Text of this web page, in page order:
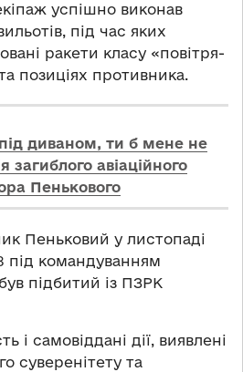
успішно виконав
під час яких
ракети класу «повітря-
позиціях противника.
диваном, ти б мене не
загиблого авіаційного
Пенькового
Пеньковий у листопаді
під командуванням
підбитий із ПЗРК
і самовіддані дії, виявлені
суверенітету та